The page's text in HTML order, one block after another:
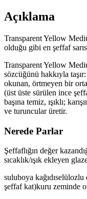
Açıklama
Transparent Yellow
olduğu gibi en şeffaf
Transparent Yellow
sözcüğünü hakkıyla
okunan, örtmeyen bir
(üst üste sürülen ince
başına temiz, ışıklı;
ve turuncular üretir.
Nerede Parlar
Şeffaflığın değer
sıcaklık/ışık ekleyen
suluboya kağıdıselülozlu
şeffaf kat)kuru zeminde